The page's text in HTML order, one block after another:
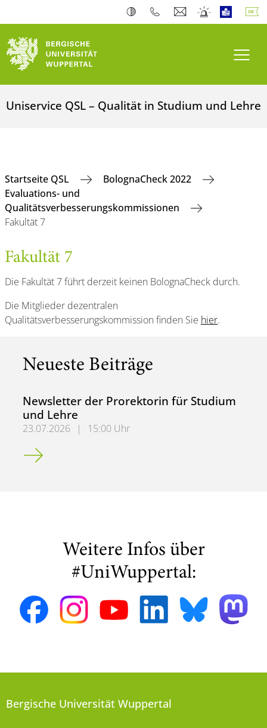
Uniservice QSL – Qualität in Studium und Lehre
Startseite QSL
BolognaCheck 2022
Evaluations- und
Qualitätsverbesserungskommissionen
Fakultät 7
Fakultät 7
Die Fakultät 7 führt derzeit keinen BolognaCheck durch.
Die Mitglieder dezentralen
Qualitätsverbesserungskommission finden Sie hier.
Neueste Beiträge
Newsletter der Prorektorin für Studium
und Lehre
23.07.2026 |
15:00 Uhr
Newsletter der Prorektorin für Studium und Lehre
Weitere Infos über
#UniWuppertal:
Bergische Universität Wuppertal